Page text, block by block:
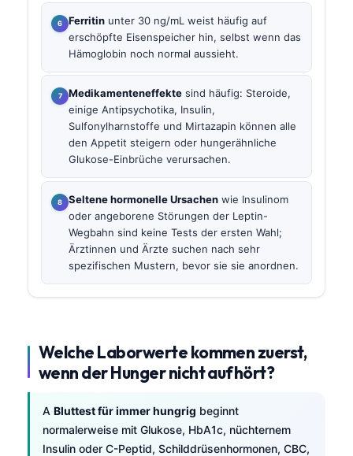
Ferritin unter 30 ng/mL weist häufig auf
erschöpfte Eisenspeicher hin, selbst wenn das
Hämoglobin noch normal aussieht.
Medikamenteneffekte sind häufig: Steroide,
einige Antipsychotika, Insulin,
Sulfonylharnstoffe und Mirtazapin können alle
den Appetit steigern oder hungerähnliche
Glukose-Einbrüche verursachen.
Seltene hormonelle Ursachen wie Insulinom
oder angeborene Störungen der Leptin-
Wegbahn sind keine Tests der ersten Wahl;
Ärztinnen und Ärzte suchen nach sehr
spezifischen Mustern, bevor sie sie anordnen.
Welche Laborwerte kommen zuerst,
wenn der Hunger nicht aufhört?
A Bluttest für immer hungrig beginnt
normalerweise mit Glukose, HbA1c, nüchternem
Insulin oder C-Peptid, Schilddrüsenhormonen, CBC,